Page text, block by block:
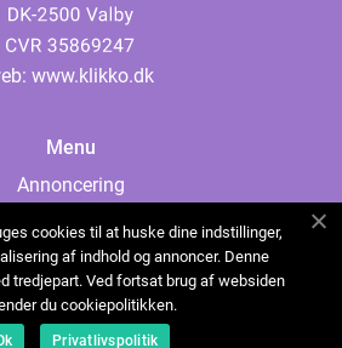
www.klikko.dk
Menu
Annoncering
Cookies
Kontakt os
Sitemap
cookies til at huske dine indstillinger,
af indhold og annoncer. Denne
tredjepart. Ved fortsat brug af websiden
du cookiepolitikken.
Privatlivspolitik